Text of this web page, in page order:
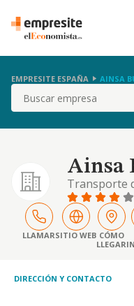
EMPRESITE ESPAÑA AINSA
Buscar
Ainsa
Transporte
nacionales e
LLAMARSITIO WEB CÓMO
LLEGAR
DIRECCIÓN Y CONTACTO